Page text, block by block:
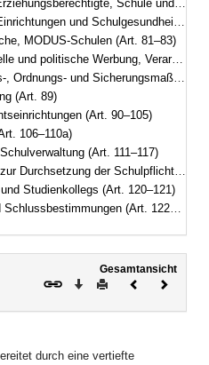
Schule und Arbeitgeber (Art. 74–77)
und Schulgesundheit (Art. 78–80)
MODUS-Schulen (Art. 81–83)
Verarbeitung personenbezogener Daten (Art. 84–85a)
und Sicherungsmaßnahmen (Art. 86–88a)
(Art. 89)
(Art. 90–105)
106–110a)
(Art. 111–117)
Schulpflicht, Ordnungswidrigkeiten (Art. 118–119)
Studienkollegs (Art. 120–121)
(Art. 122–125)
Gesamtansicht
Download
DruckenVorheriges
durch eine vertiefte